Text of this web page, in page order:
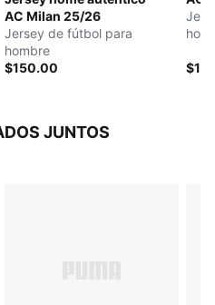
AC Milan 25/26
Jersey de fútbol para
hombre
$150.00
JUNTOS